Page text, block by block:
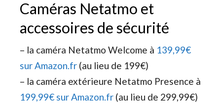
Caméras Netatmo et
accessoires de sécurité
– la caméra Netatmo Welcome à 139,99€
sur Amazon.fr (au lieu de 199€)
– la caméra extérieure Netatmo Presence à
199,99€ sur Amazon.fr (au lieu de 299,99€)